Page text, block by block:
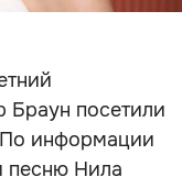
Браун посетили
По информации
песню Нила